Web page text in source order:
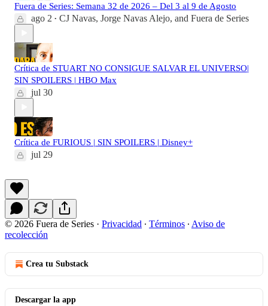
Fuera de Series: Semana 32 de 2026 – Del 3 al 9 de Agosto
ago 2 • CJ Navas, Jorge Navas Alejo, and Fuera de Series
Crítica de STUART NO CONSIGUE SALVAR EL UNIVERSO|
SIN SPOILERS | HBO Max
jul 30
Crítica de FURIOUS | SIN SPOILERS | Disney+
jul 29
© 2026 Fuera de Series · Privacidad ∙ Términos ∙ Aviso de
recolección
Crea tu Substack
Descargar la app